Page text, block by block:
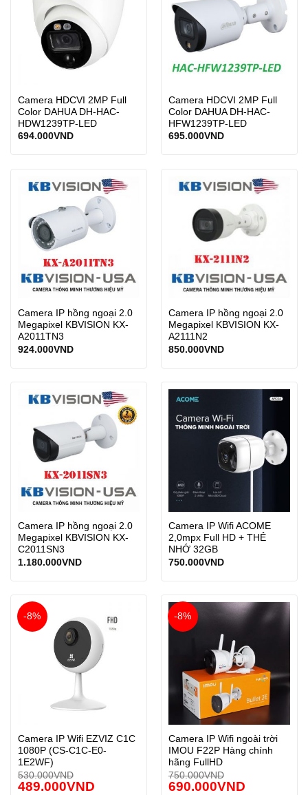
Camera HDCVI 2MP Full
Color DAHUA DH-HAC-
HDW1239TP-LED
694.000VND
Camera HDCVI 2MP Full
Color DAHUA DH-HAC-
HFW1239TP-LED
695.000VND
Camera IP hồng ngoại 2.0
Megapixel KBVISION KX-
A2011TN3
924.000VND
Camera IP hồng ngoại 2.0
Megapixel KBVISION KX-
A2111N2
850.000VND
Camera IP hồng ngoại 2.0
Megapixel KBVISION KX-
C2011SN3
1.180.000VND
Camera IP Wifi ACOME
2,0mpx Full HD + THẺ
NHỚ 32GB
750.000VND
-8%
Camera IP Wifi EZVIZ C1C
1080P (CS-C1C-E0-
1E2WF)
530.000VND
489.000VND
-8%
Camera IP Wifi ngoài trời
IMOU F22P Hàng chính
hãng FullHD
750.000VND
690.000VND